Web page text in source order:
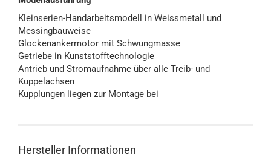
Kleinserien-Handarbeitsmodell in Weissmetall und
Messingbauweise
Glockenankermotor mit Schwungmasse
Getriebe in Kunststofftechnologie
Antrieb und Stromaufnahme über alle Treib- und
Kuppelachsen
Kupplungen liegen zur Montage bei
Hersteller Informationen